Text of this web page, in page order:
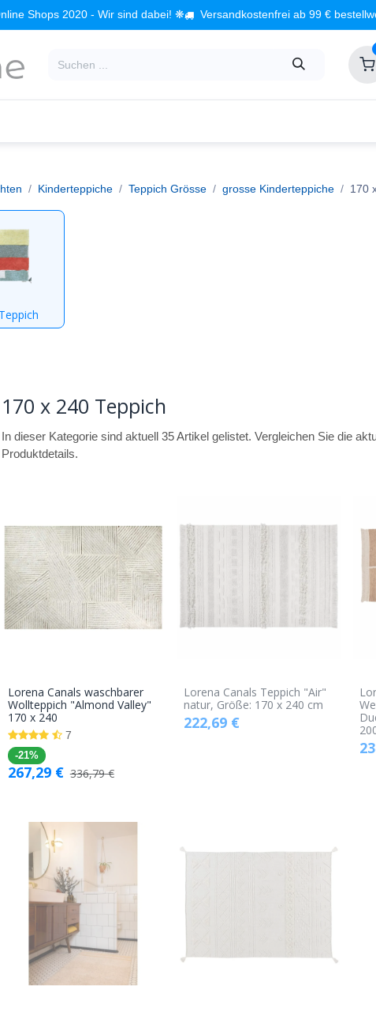
Shops 2020 - Wir sind dabei! ❋ Versandkostenfrei ab 99 €
Kinderteppiche Teppich Grösse grosse Kinderteppiche 170
170 x 240 Teppich
In dieser Kategorie sind aktuell 35 Artikel gelistet. Vergleichen Sie die
Produktdetails.
In den
Warenkorb
Lorena Canals waschbarer
Wollteppich "Almond Valley"
170 x 240
7
-21%
267,29€ 336,79€
Lorena Canals Teppich "Air"
natur, Größe: 170 x 240 cm
222,69€